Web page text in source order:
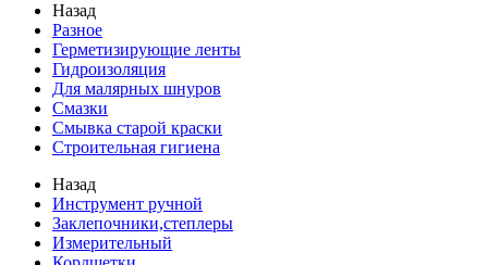
Назад
Разное
Герметизирующие ленты
Гидроизоляция
Для малярных шнуров
Смазки
Смывка старой краски
Строительная гигиена
Назад
Инструмент ручной
Заклепочники,степлеры
Измерительный